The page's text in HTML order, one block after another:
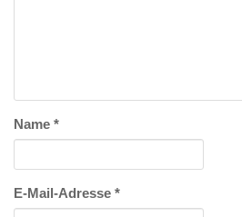
Name *
E-Mail-Adresse *